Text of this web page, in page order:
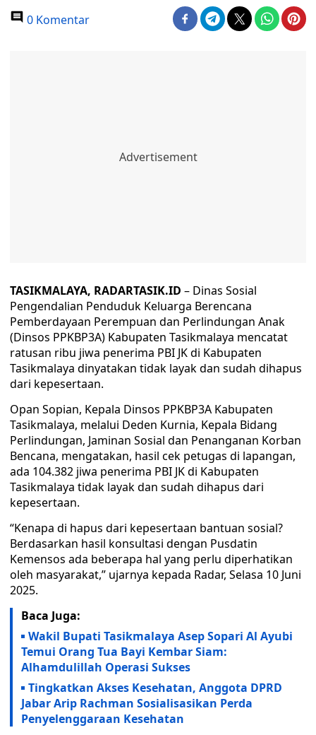
0 Komentar
TASIKMALAYA, RADARTASIK.ID – Dinas Sosial
Pengendalian Penduduk Keluarga Berencana
Pemberdayaan Perempuan dan Perlindungan Anak
(Dinsos PPKBP3A) Kabupaten Tasikmalaya mencatat
ratusan ribu jiwa penerima PBI JK di Kabupaten
Tasikmalaya dinyatakan tidak layak dan sudah dihapus
dari kepesertaan.
Opan Sopian, Kepala Dinsos PPKBP3A Kabupaten
Tasikmalaya, melalui Deden Kurnia, Kepala Bidang
Perlindungan, Jaminan Sosial dan Penanganan Korban
Bencana, mengatakan, hasil cek petugas di lapangan,
ada 104.382 jiwa penerima PBI JK di Kabupaten
Tasikmalaya tidak layak dan sudah dihapus dari
kepesertaan.
“Kenapa di hapus dari kepesertaan bantuan sosial?
Berdasarkan hasil konsultasi dengan Pusdatin
Kemensos ada beberapa hal yang perlu diperhatikan
oleh masyarakat,” ujarnya kepada Radar, Selasa 10 Juni
2025.
Baca Juga:
Wakil Bupati Tasikmalaya Asep Sopari Al Ayubi
Temui Orang Tua Bayi Kembar Siam:
Alhamdulillah Operasi Sukses
Tingkatkan Akses Kesehatan, Anggota DPRD
Jabar Arip Rachman Sosialisasikan Perda
Penyelenggaraan Kesehatan